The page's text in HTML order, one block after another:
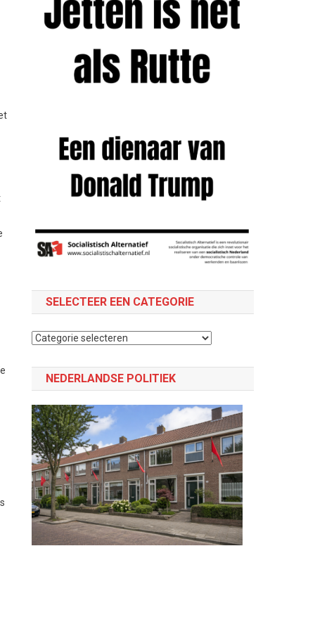
SELECTEER EEN CATEGORIE
Selecteer
categorie
NEDERLANDSE POLITIEK